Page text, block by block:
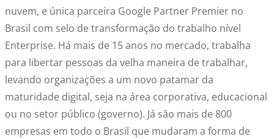
nuvem, e única parceira Google Partner Premier no
Brasil com selo de transformação do trabalho nível
Enterprise. Há mais de 15 anos no mercado, trabalha
para libertar pessoas da velha maneira de trabalhar,
levando organizações a um novo patamar da
maturidade digital, seja na área corporativa, educacional
ou no setor público (governo). Já são mais de 800
empresas em todo o Brasil que mudaram a forma de